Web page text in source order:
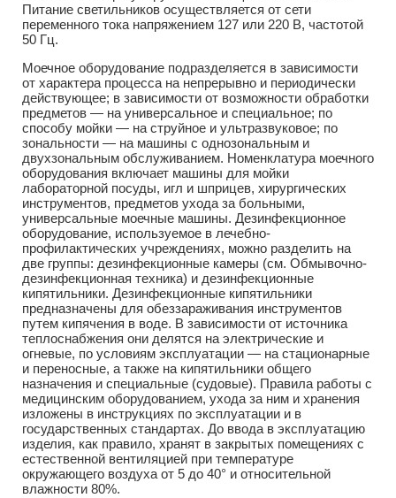
Питание светильников осуществляется от сети
переменного тока напряжением 127 или 220 В, частотой
50 Гц.
Моечное оборудование подразделяется в зависимости
от характера процесса на непрерывно и периодически
действующее; в зависимости от возможности обработки
предметов — на универсальное и специальное; по
способу мойки — на струйное и ультразвуковое; по
зональности — на машины с однозональным и
двухзональным обслуживанием. Номенклатура моечного
оборудования включает машины для мойки
лабораторной посуды, игл и шприцев, хирургических
инструментов, предметов ухода за больными,
универсальные моечные машины. Дезинфекционное
оборудование, используемое в лечебно-
профилактических учреждениях, можно разделить на
две группы: дезинфекционные камеры (см. Обмывочно-
дезинфекционная техника) и дезинфекционные
кипятильники. Дезинфекционные кипятильники
предназначены для обеззараживания инструментов
путем кипячения в воде. В зависимости от источника
теплоснабжения они делятся на электрические и
огневые, по условиям эксплуатации — на стационарные
и переносные, а также на кипятильники общего
назначения и специальные (судовые). Правила работы с
медицинским оборудованием, ухода за ним и хранения
изложены в инструкциях по эксплуатации и в
государственных стандартах. До ввода в эксплуатацию
изделия, как правило, хранят в закрытых помещениях с
естественной вентиляцией при температуре
окружающего воздуха от 5 до 40° и относительной
влажности 80%.